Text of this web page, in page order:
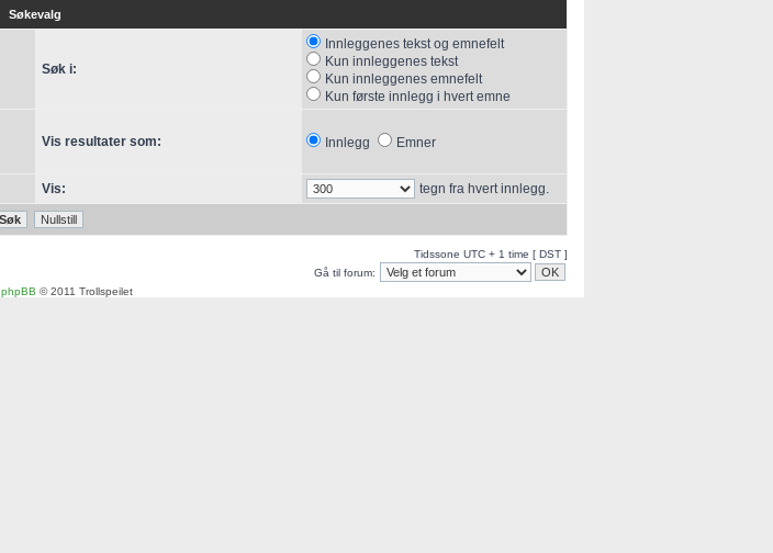
Søkevalg
Søk i:
Innleggenes tekst og emnefelt
Kun innleggenes tekst
Kun innleggenes emnefelt
Kun første innlegg i hvert emne
Vis resultater som: Innlegg Emner
Vis: tegn fra hvert innlegg.
Tidssone UTC + 1 time [ DST ]
Gå til forum:
phpBB © 2011 Trollspeilet